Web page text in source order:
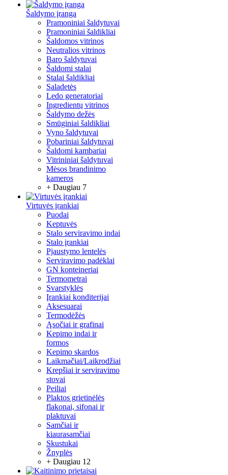
Šaldymo įranga
Pramoniniai šaldytuvai
Pramoniniai šaldikliai
Šaldomos vitrinos
Neutralios vitrinos
Baro šaldytuvai
Šaldomi stalai
Stalai šaldikliai
Saladetės
Ledo generatoriai
Ingredientų vitrinos
Šaldymo dežės
Smūginiai šaldikliai
Vyno šaldytuvai
Pobariniai šaldytuvai
Šaldomi kambariai
Vitrininiai šaldytuvai
Mėsos brandinimo
kameros
+ Daugiau 7
Virtuvės įrankiai
Puodai
Keptuvės
Stalo serviravimo indai
Stalo įrankiai
Pjaustymo lentelės
Serviravimo padėklai
GN konteineriai
Termometrai
Svarstyklės
Įrankiai konditerijai
Aksesuarai
Termodėžės
Ąsočiai ir grafinai
Kepimo indai ir
formos
Kepimo skardos
Laikmačiai/Laikrodžiai
Krepšiai ir serviravimo
stovai
Peiliai
Plaktos grietinėlės
flakonai, sifonai ir
plaktuvai
Samčiai ir
kiaurasamčiai
Skustukai
Žnyplės
+ Daugiau 12